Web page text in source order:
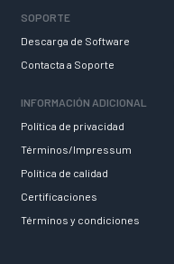
SOPORTE
Descarga de Software
Contacta a Soporte
INFORMACIÓN ADICIONAL
Política de privacidad
Términos/Impressum
Política de calidad
Certificaciones
Términos y condiciones